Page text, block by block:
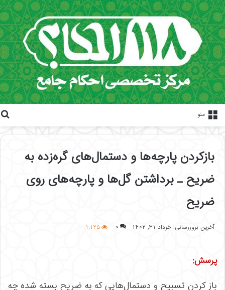
منو
بازکردن پارچه‌ها و دستمال‌های گره‌زده به
ضریح ـ برداشتن گل‌ها و پارچه‌های روی
ضریح
آخرین بروزرسانی: خرداد ۳۱, ۱۴۰۲ ۰ ۱,۱۲۵
پرسش:
باز کردن تسبیح و دستمال‌هایی که به ضریح بسته شده چه